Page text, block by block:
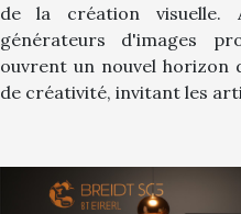
de la création visuelle.
générateurs d'images
ouvrent un nouvel horizon
de créativité, invitant les